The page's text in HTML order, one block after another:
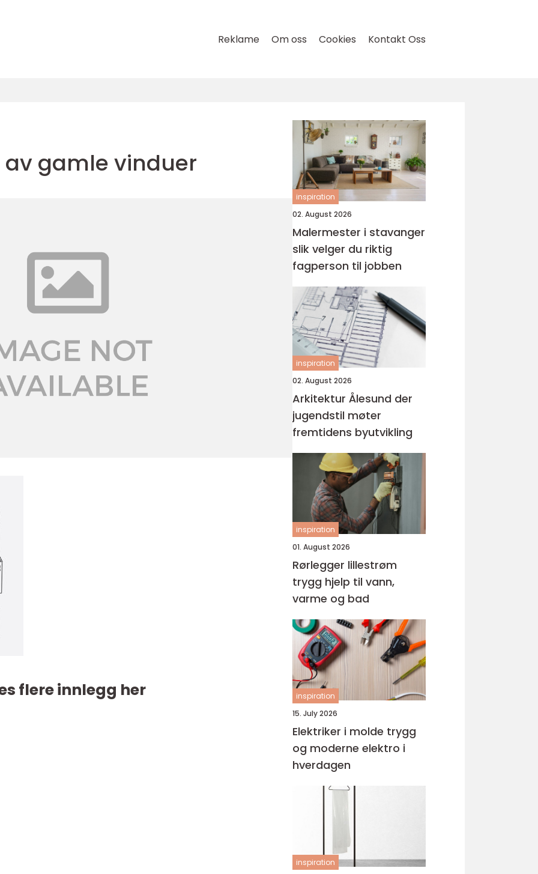
Reklame Om oss Cookies Kontakt Oss
gamle vinduer
flere innlegg her
inspiration
02. August 2026
Malermester i stavanger
slik velger du riktig
fagperson til jobben
inspiration
02. August 2026
Arkitektur Ålesund der
jugendstil møter
fremtidens byutvikling
inspiration
01. August 2026
Rørlegger lillestrøm
trygg hjelp til vann,
varme og bad
inspiration
15. July 2026
Elektriker i molde trygg
og moderne elektro i
hverdagen
inspiration